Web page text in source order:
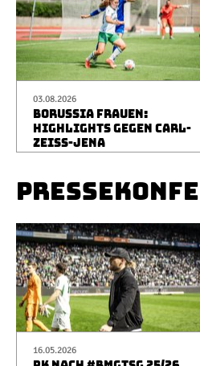
03.08.2026
BORUSSIA FRAUEN:
HIGHLIGHTS GEGEN CARL-
ZEISS-JENA
16.05.2026